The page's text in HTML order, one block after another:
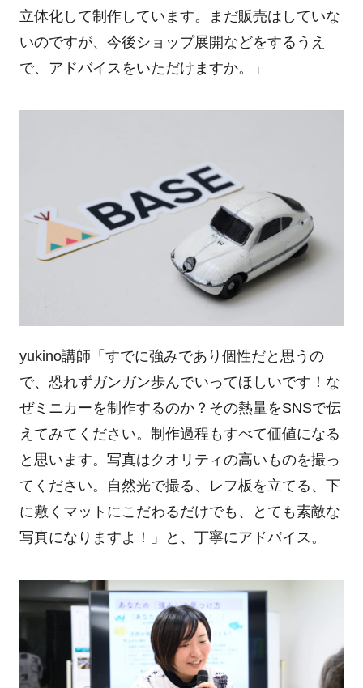
立体化して制作しています。まだ販売はしていな
いのですが、今後ショップ展開などをするうえ
で、アドバイスをいただけますか。」
yukino講師「すでに強みであり個性だと思うの
で、恐れずガンガン歩んでいってほしいです！な
ぜミニカーを制作するのか？その熱量をSNSで伝
えてみてください。制作過程もすべて価値になる
と思います。写真はクオリティの高いものを撮っ
てください。自然光で撮る、レフ板を立てる、下
に敷くマットにこだわるだけでも、とても素敵な
写真になりますよ！」と、丁寧にアドバイス。